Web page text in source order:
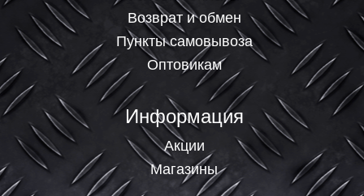
Возврат и обмен
Пункты самовывоза
Оптовикам
Информация
Акции
Магазины